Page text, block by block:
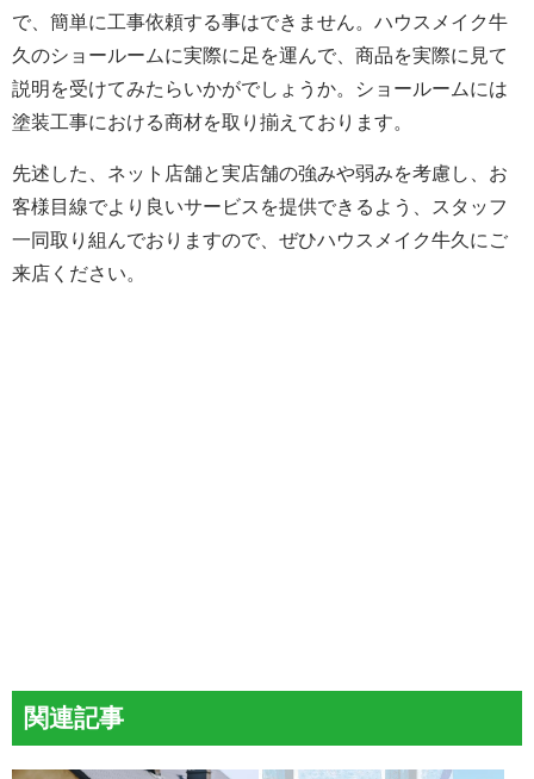
で、簡単に工事依頼する事はできません。ハウスメイク牛
久のショールームに実際に足を運んで、商品を実際に見て
説明を受けてみたらいかがでしょうか。ショールームには
塗装工事における商材を取り揃えております。
先述した、ネット店舗と実店舗の強みや弱みを考慮し、お
客様目線でより良いサービスを提供できるよう、スタッフ
一同取り組んでおりますので、ぜひハウスメイク牛久にご
来店ください。
関連記事